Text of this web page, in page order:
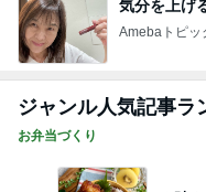
気分を上げ
Amebaトピッ
ジャンル人気記事ラ
お弁当づくり